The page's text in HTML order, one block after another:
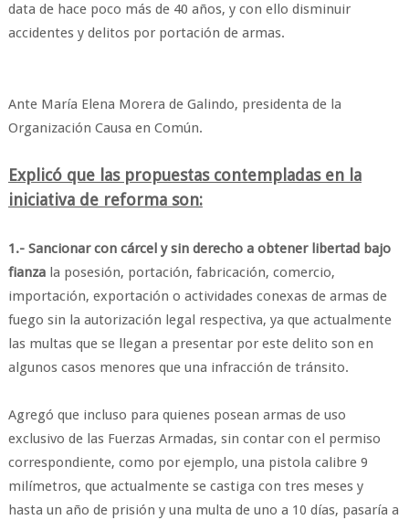
data de hace poco más de 40 años, y con ello disminuir
accidentes y delitos por portación de armas.
Ante María Elena Morera de Galindo, presidenta de la
Organización Causa en Común.
Explicó que las propuestas contempladas en la
iniciativa de reforma son:
1.- Sancionar con cárcel y sin derecho a obtener libertad bajo
fianzala posesión, portación, fabricación, comercio,
importación, exportación o actividades conexas de armas de
fuego sin la autorización legal respectiva, ya que actualmente
las multas que se llegan a presentar por este delito son en
algunos casos menores que una infracción de tránsito.
Agregó que incluso para quienes posean armas de uso
exclusivo de las Fuerzas Armadas, sin contar con el permiso
correspondiente, como por ejemplo, una pistola calibre 9
milímetros, que actualmente se castiga con tres meses y
hasta un año de prisión y una multa de uno a 10 días, pasaría a